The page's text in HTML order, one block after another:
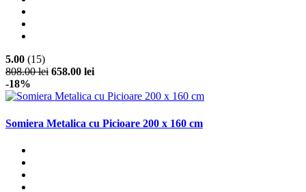
5.00 (15)
808.00 lei 658.00 lei
-18%
Somiera Metalica cu Picioare 200 x 160 cm